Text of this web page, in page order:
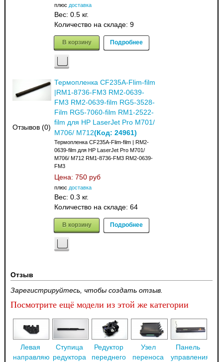
плюс доставка
Вес:0.5 кг.
Количество на складе:9
В корзину Подробнее
Отзывов (0)
Термопленка CF235A-Flim-film
|RM1-8736-FM3 RM2-0639-
FM3 RM2-0639-film RG5-3528-
Film RG5-7060-film RM1-2522-
film для HP LaserJet Pro M701/
M706/ M712(Код:24961)
Термопленка CF235A-Flim-film | RM2-
0639-film для HP LaserJet Pro M701/
M706/ M712 RM1-8736-FM3 RM2-0639-
FM3
Цена:750 руб
плюс доставка
Вес:0.3 кг.
Количество на складе:64
В корзину Подробнее
Отзыв
Зарегистрируйтесь, чтобы создать отзыв.
Посмотрите ещё модели из этой же категории
Левая
направляющая
Ступица
редуктора
Редуктор
переднего
Узел
переноса
Панель
управления